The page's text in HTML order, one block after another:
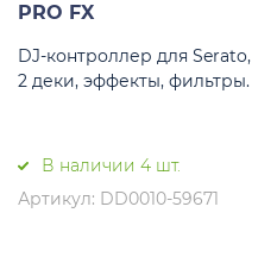
PRO FX
DJ-контроллер для Serato,
2 деки, эффекты, фильтры.
В наличии 4 шт.
Артикул: DD0010-59671